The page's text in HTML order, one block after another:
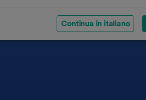
Continua in italiano